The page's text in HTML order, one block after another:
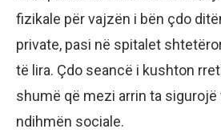
fizikale për vajzën i bën çdo
private, pasi në spitalet
të lira. Çdo seancë i kushton
shumë që mezi arrin ta
ndihmën sociale.